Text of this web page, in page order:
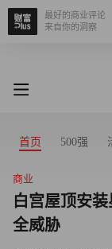
最好的商业评论
来自你的洞察
首页 500强
商业
白宫屋顶安
全威胁